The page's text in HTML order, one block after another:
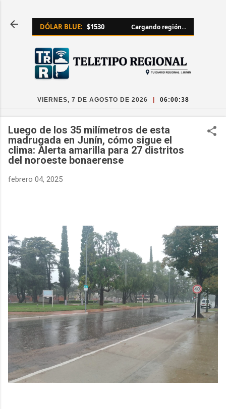
DÓLAR BLUE: $1530 Cargando región...
VIERNES, 7 DE AGOSTO DE 2026 06:00:38
Luego de los 35 milímetros de esta
madrugada en Junín, cómo sigue el
clima: Alerta amarilla para 27 distritos
del noroeste bonaerense
febrero 04, 2025